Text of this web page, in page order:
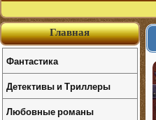
Главная
Фантастика
Детективы и Триллеры
Любовные романы